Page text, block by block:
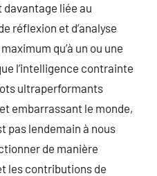
liée au
réflexion et d’analyse
qu’à un ou une
l’intelligence contrainte
ultraperformants
embarrassant le monde,
pas lendemain à nous
de manière
les contributions de